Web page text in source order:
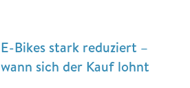
E-Bikes stark reduziert –
wann sich der Kauf lohnt